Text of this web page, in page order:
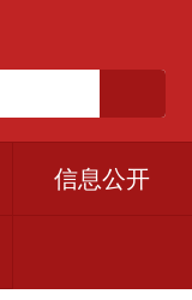
信息公开